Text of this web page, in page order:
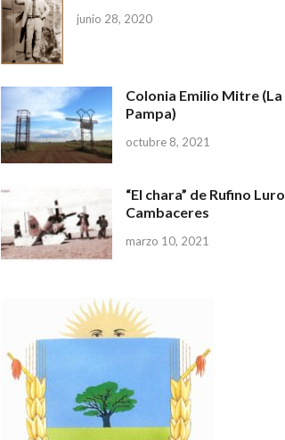
junio 28, 2020
Colonia Emilio Mitre (La
Pampa)
octubre 8, 2021
“El chara” de Rufino Luro
Cambaceres
marzo 10, 2021